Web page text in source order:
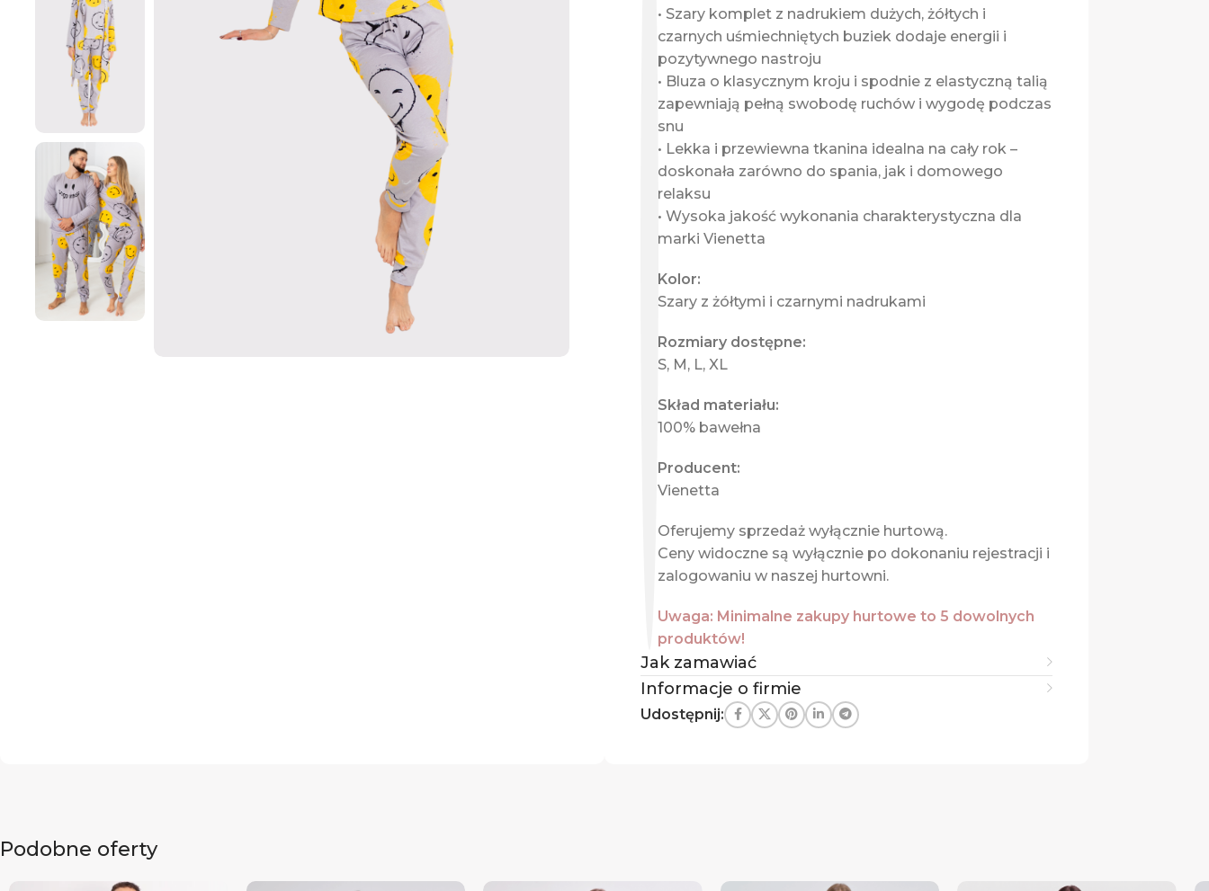
• Szary komplet z nadrukiem dużych, żółtych i
czarnych uśmiechniętych buziek dodaje energii i
pozytywnego nastroju
• Bluza o klasycznym kroju i spodnie z elastyczną talią
zapewniają pełną swobodę ruchów i wygodę podczas
snu
• Lekka i przewiewna tkanina idealna na cały rok –
doskonała zarówno do spania, jak i domowego
relaksu
• Wysoka jakość wykonania charakterystyczna dla
marki Vienetta
Kolor:
Szary z żółtymi i czarnymi nadrukami
Rozmiary dostępne:
S, M, L, XL
Skład materiału:
100% bawełna
Producent:
Vienetta
Oferujemy sprzedaż wyłącznie hurtową.
Ceny widoczne są wyłącznie po dokonaniu rejestracji i
zalogowaniu w naszej hurtowni.
Uwaga: Minimalne zakupy hurtowe to 5 dowolnych
produktów!
Jak zamawiać
Informacje o firmie
Udostępnij:
Podobne oferty